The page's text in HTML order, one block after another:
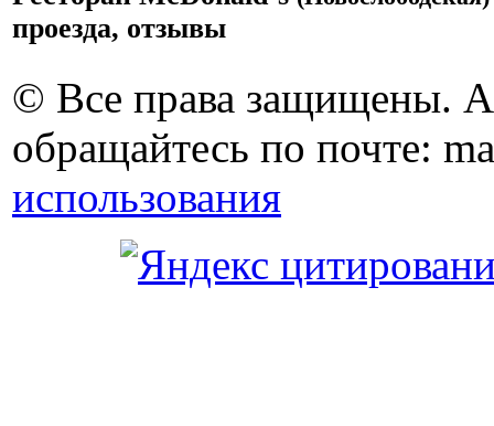
проезда, отзывы
© Все права защищены.
обращайтесь по почте:
использования